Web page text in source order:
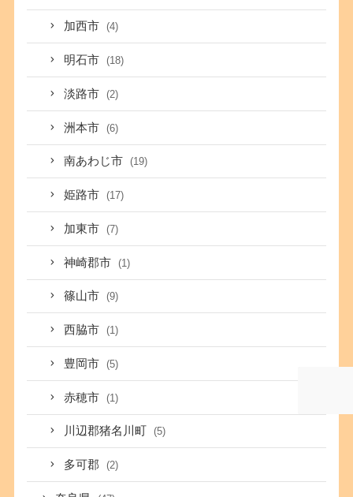
加西市 (4)
明石市 (18)
淡路市 (2)
洲本市 (6)
南あわじ市 (19)
姫路市 (17)
加東市 (7)
神崎郡市 (1)
篠山市 (9)
西脇市 (1)
豊岡市 (5)
赤穂市 (1)
川辺郡猪名川町 (5)
多可郡 (2)